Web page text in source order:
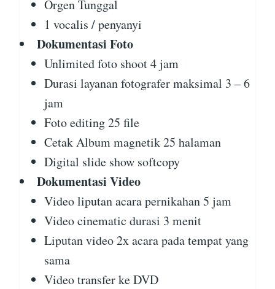
Orgen Tunggal
1 vocalis / penyanyi
Dokumentasi Foto
Unlimited foto shoot 4 jam
Durasi layanan fotografer maksimal 3 – 6
jam
Foto editing 25 file
Cetak Album magnetik 25 halaman
Digital slide show softcopy
Dokumentasi Video
Video liputan acara pernikahan 5 jam
Video cinematic durasi 3 menit
Liputan video 2x acara pada tempat yang
sama
Video transfer ke DVD